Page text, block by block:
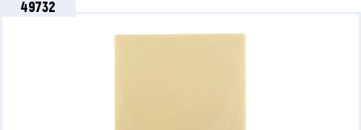
49732